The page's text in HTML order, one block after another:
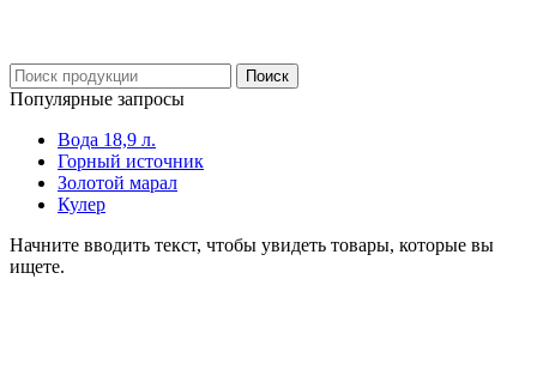
Поиск
Популярные запросы
Вода 18,9 л.
Горный источник
Золотой марал
Кулер
Начните вводить текст, чтобы увидеть товары, которые вы
ищете.